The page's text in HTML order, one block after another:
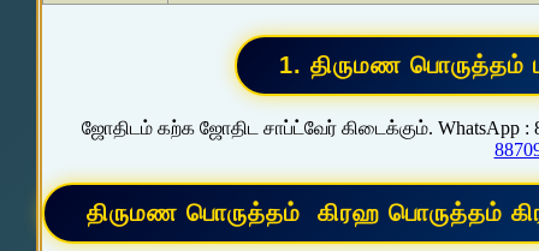
ஜோதிடம் கற்க ஜோதிட சாப்ட்வேர் கிடைக்கும். WhatsApp :